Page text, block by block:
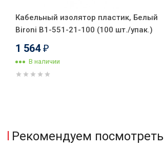
Кабельный изолятор пластик, Белый
Bironi B1-551-21-100 (100 шт./упак.)
1 564 ₽
В наличии
Рекомендуем посмотреть